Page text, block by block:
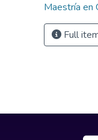
Maestría en
Full